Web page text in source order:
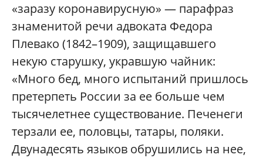
«заразу коронавирусную» — парафраз
знаменитой речи адвоката Федора
Плевако (1842–1909), защищавшего
некую старушку, укравшую чайник:
«Много бед, много испытаний пришлось
претерпеть России за ее больше чем
тысячелетнее существование. Печенеги
терзали ее, половцы, татары, поляки.
Двунадесять языков обрушились на нее,